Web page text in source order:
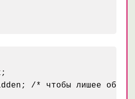
/* чтобы лишее